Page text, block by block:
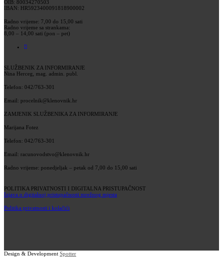
OIB: 80034270503
IBAN: HR5923400091818900002
Radno vrijeme: 7,00 do 15,00 sati
Radno vrijeme sa strankama:
8,00 – 14,00 sati (pon – pet)
SLUŽBENIK ZA INFORMIRANJE
Nina Herceg, mag. admin. publ.
Telefon: 042/763-301
Email: procelnik@klenovnik.hr
ZAMJENIK SLUŽBENIKA ZA INFORMIRANJE
Marijana Fotez
Telefon: 042/763-301
Email: racunovodstvo@klenovnik.hr
Radno vrijeme: ponedjeljak – petak od 7,00 do 15,00 sati
POLITIKA PRIVATNOSTI I DIGITALNA PRISTUPAČNOST
Izjava o digitalnoj pristupačnosti mrežnog mjesta
Politika privatnosti i kolačići
Design & Development Spotter